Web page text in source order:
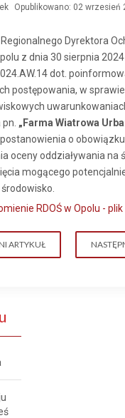
Opublikowano: 02 wrzesień
Dyrektora
z dnia 30 sierpnia 2024
dot.
postępowania, w
„Farma Wiatrowa
o obowiązku
oceny oddziaływania na
mogącego
RDOŚ w Opolu -
ARTYKUŁ